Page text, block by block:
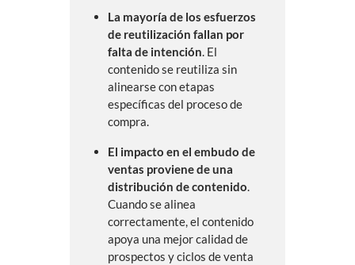
La mayoría de los esfuerzos
de reutilización fallan por
falta de intención. El
contenido se reutiliza sin
alinearse con etapas
específicas del proceso de
compra.
El impacto en el embudo de
ventas proviene de una
distribución de contenido.
Cuando se alinea
correctamente, el contenido
apoya una mejor calidad de
prospectos y ciclos de venta